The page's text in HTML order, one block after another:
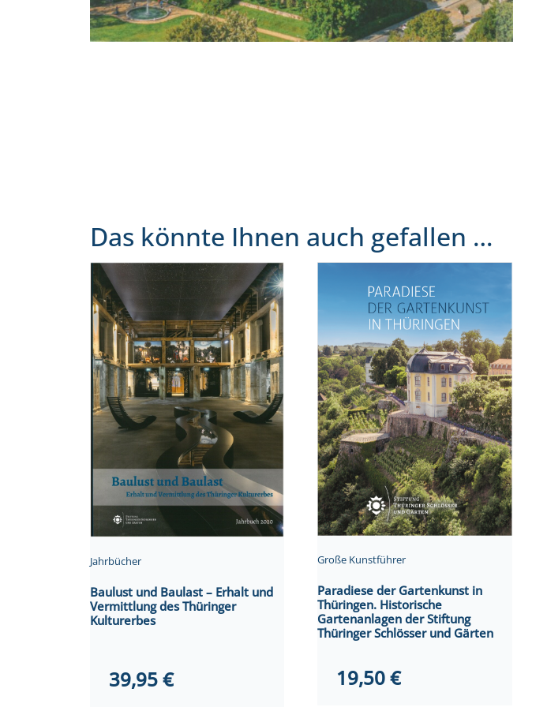
Das könnte Ihnen auch gefallen …
Jahrbücher
Baulust und Baulast – Erhalt und
Vermittlung des Thüringer
Kulturerbes
39,95€
Große Kunstführer
Paradiese der Gartenkunst in
Thüringen. Historische
Gartenanlagen der Stiftung
Thüringer Schlösser und Gärten
19,50€